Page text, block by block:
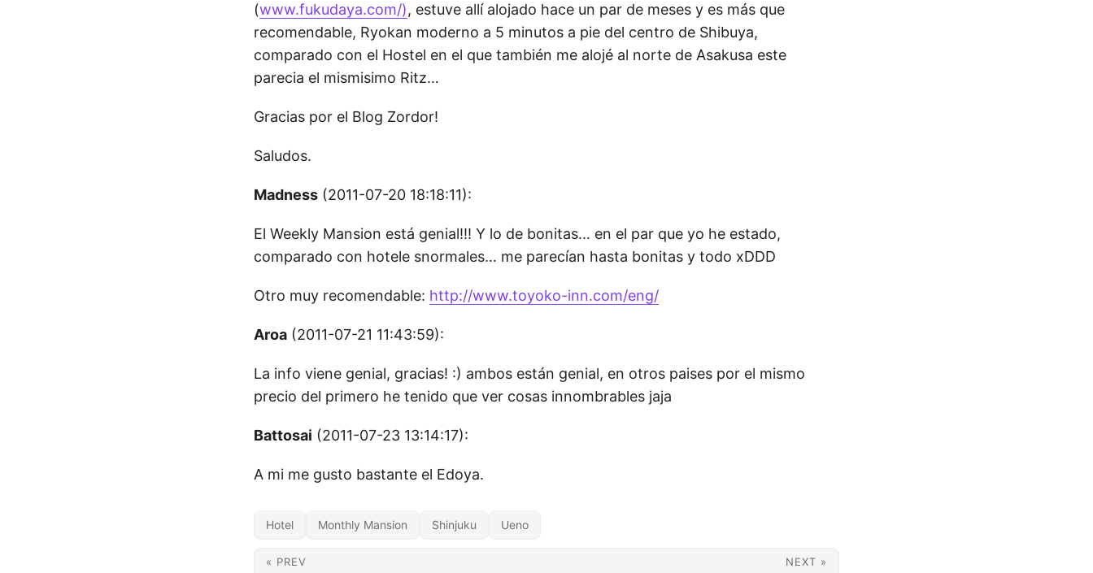
(www.fukudaya.com/), estuve allí alojado hace un par de meses y es más que
recomendable, Ryokan moderno a 5 minutos a pie del centro de Shibuya,
comparado con el Hostel en el que también me alojé al norte de Asakusa este
parecia el mismisimo Ritz…
Gracias por el Blog Zordor!
Saludos.
Madness (2011-07-20 18:18:11):
El Weekly Mansion está genial!!! Y lo de bonitas… en el par que yo he estado,
comparado con hotele snormales… me parecían hasta bonitas y todo xDDD
Otro muy recomendable: http://www.toyoko-inn.com/eng/
Aroa (2011-07-21 11:43:59):
La info viene genial, gracias! :) ambos están genial, en otros paises por el mismo
precio del primero he tenido que ver cosas innombrables jaja
Battosai (2011-07-23 13:14:17):
A mi me gusto bastante el Edoya.
Hotel Monthly Mansion Shinjuku Ueno
« PREV NEXT »